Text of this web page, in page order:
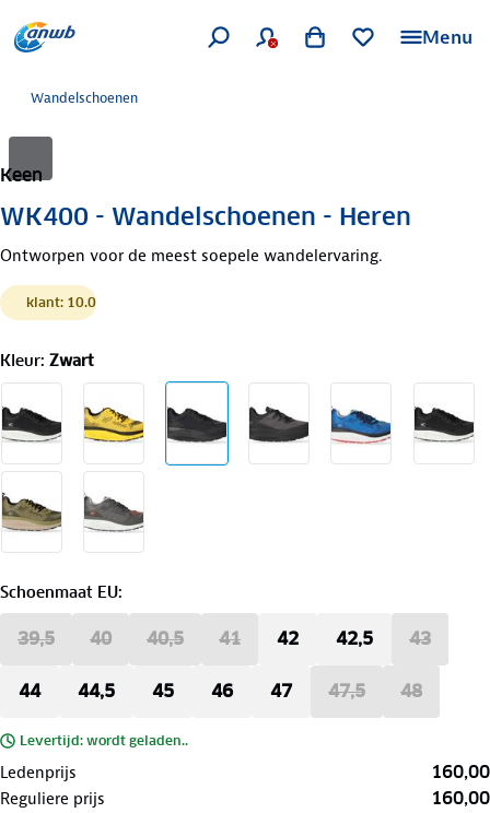
Menu
Wandelschoenen
Keen
WK400 - Wandelschoenen - Heren
Ontworpen voor de meest soepele wandelervaring.
klant: 10.0
Kleur: Zwart
Schoenmaat EU:
39,5 40 40,5 41 42 42,5 43
44 44,5 45 46 47 47,5 48
Levertijd: wordt geladen..
Ledenprijs 160,00
Reguliere prijs 160,00